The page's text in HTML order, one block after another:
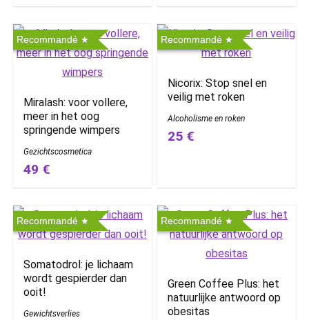
Recommandé
Miralash: voor vollere,
meer in het oog
springende wimpers
Gezichtscosmetica
49 €
Recommandé
Nicorix: Stop snel en
veilig met roken
Alcoholisme en roken
25 €
Recommandé
Somatodrol: je lichaam
wordt gespierder dan
ooit!
Gewichtsverlies
Recommandé
Green Coffee Plus: het
natuurlijke antwoord op
obesitas